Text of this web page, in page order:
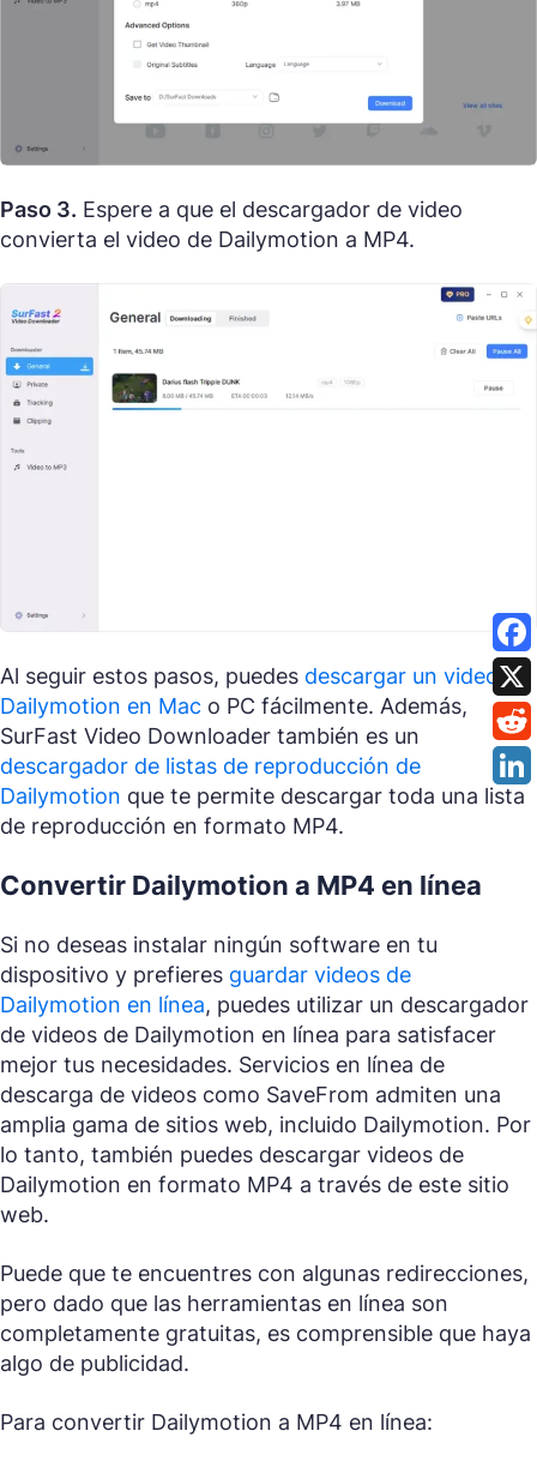
Paso 3. Espere a que el descargador de video
convierta el video de Dailymotion a MP4.
Al seguir estos pasos, puedes descargar un video de
Dailymotion en Mac o PC fácilmente. Además,
SurFast Video Downloader también es un
descargador de listas de reproducción de
Dailymotion que te permite descargar toda una lista
de reproducción en formato MP4.
Convertir Dailymotion a MP4 en línea
Si no deseas instalar ningún software en tu
dispositivo y prefieres guardar videos de
Dailymotion en línea, puedes utilizar un descargador
de videos de Dailymotion en línea para satisfacer
mejor tus necesidades. Servicios en línea de
descarga de videos como SaveFrom admiten una
amplia gama de sitios web, incluido Dailymotion. Por
lo tanto, también puedes descargar videos de
Dailymotion en formato MP4 a través de este sitio
web.
Puede que te encuentres con algunas redirecciones,
pero dado que las herramientas en línea son
completamente gratuitas, es comprensible que haya
algo de publicidad.
Para convertir Dailymotion a MP4 en línea: